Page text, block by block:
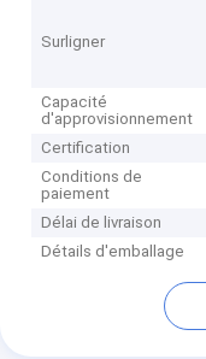
Surligner
Capacité
d'approvisionnement
Certification
Conditions de
paiement
Délai de livraison
Détails d'emballage